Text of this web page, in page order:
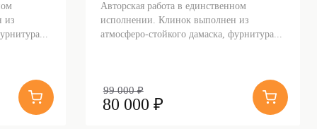
из
Авторская работа в единственном
исполнении. Клинок выполнен из
атмосферо-стойкого дамаска, фурнитура...
99 000 ₽
80 000 ₽